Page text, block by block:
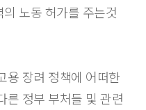
노동 허가를 주는것
용 장려 정책에 어떠한
른 정부 부처들 및 관련